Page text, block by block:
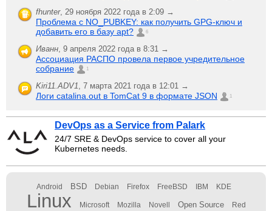
fhunter, 29 ноября 2022 года в 2:09 →
Проблема с NO_PUBKEY: как получить GPG-ключ и
добавить его в базу apt?
6
Иванн, 9 апреля 2022 года в 8:31 →
Ассоциация РАСПО провела первое учредительное
собрание
1
Kiri11.ADV1, 7 марта 2021 года в 12:01 →
Логи catalina.out в TomCat 9 в формате JSON 1
DevOps as a Service from Palark
24/7 SRE & DevOps service to cover all your
Kubernetes needs.
Android BSD Debian Firefox FreeBSD IBM KDE
Linux Microsoft Mozilla Novell Open Source Red